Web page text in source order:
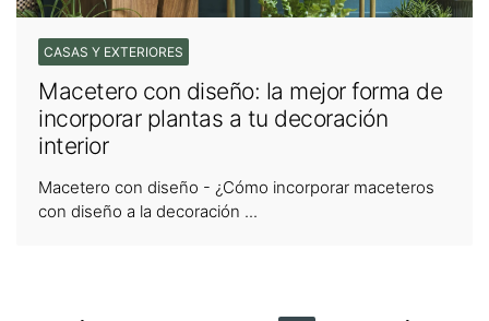
CASAS Y EXTERIORES
Macetero con diseño: la mejor forma de
incorporar plantas a tu decoración
interior
Macetero con diseño - ¿Cómo incorporar maceteros
con diseño a la decoración ...